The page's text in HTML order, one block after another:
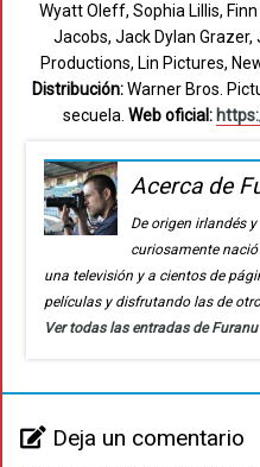
Wyatt Oleff, Sophia Lillis,
Jacobs, Jack Dylan Grazer,
Productions, Lin Pictures,
Distribución:Warner Bros.
secuela. Web oficial:
Acerca de
De origen irlandés
curiosamente
una televisión y a cientos de
películas y disfrutando las de
Ver todas las entradas de Furanu
Deja un comentario